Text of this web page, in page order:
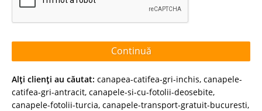
Continuă
Alţi clienţi au căutat: canapea-catifea-gri-inchis, canapele-
catifea-gri-antracit, canapele-si-cu-fotolii-deosebite,
canapele-fotolii-turcia, canapele-transport-gratuit-bucuresti,